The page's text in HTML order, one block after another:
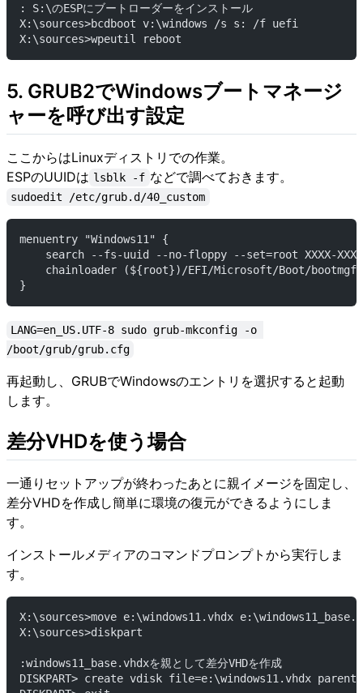
: S:\のESPにブートローダーをインストール
X:\sources>bcdboot v:\windows /s s: /f uefi
X:\sources>wpeutil reboot
5. GRUB2でWindowsブートマネージ
ャーを呼び出す設定
ここからはLinuxディストリでの作業。
ESPのUUIDは lsblk -f などで調べておきます。
sudoedit /etc/grub.d/40_custom
menuentry "Windows11" {
    search --fs-uuid --no-floppy --set=root XXXX-XXXX
chainloader (${root})/EFI/Microsoft/Boot/
}
LANG=en_US.UTF-8 sudo grub-mkconfig -o
/boot/grub/grub.cfg
再起動し、GRUBでWindowsのエントリを選択すると起動
します。
差分VHDを使う場合
一通りセットアップが終わったあとに親イメージを固定し、
差分VHDを作成し簡単に環境の復元ができるようにしま
す。
インストールメディアのコマンドプロンプトから実行しま
す。
X:\sources>move e:\windows11.vhdx
X:\sources>diskpart
:windows11_base.vhdxを親として差分VHDを作成
DISKPART> create vdisk file=e:\windows11.vhdx